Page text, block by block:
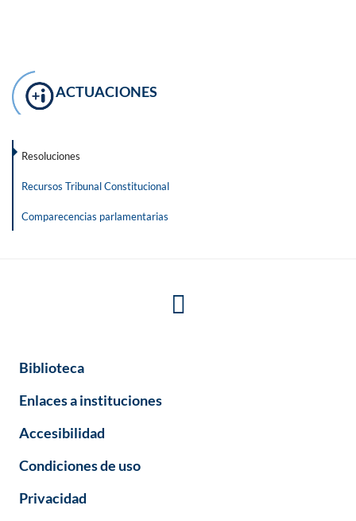
ACTUACIONES
Resoluciones
Recursos Tribunal Constitucional
Comparecencias parlamentarias
Biblioteca
Enlaces a instituciones
Accesibilidad
Condiciones de uso
Privacidad